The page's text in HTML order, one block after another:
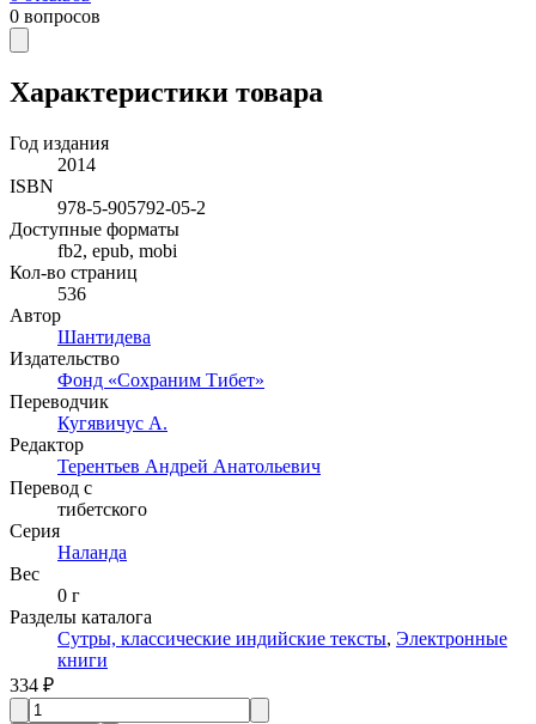
0 вопросов
Характеристики товара
Год издания
2014
ISBN
978-5-905792-05-2
Доступные форматы
fb2, epub, mobi
Кол-во страниц
536
Автор
Шантидева
Издательство
Фонд «Сохраним Тибет»
Переводчик
Кугявичус А.
Редактор
Терентьев Андрей Анатольевич
Перевод с
тибетского
Серия
Наланда
Вес
0 г
Разделы каталога
Сутры, классические индийские тексты, Электронные
книги
334 ₽